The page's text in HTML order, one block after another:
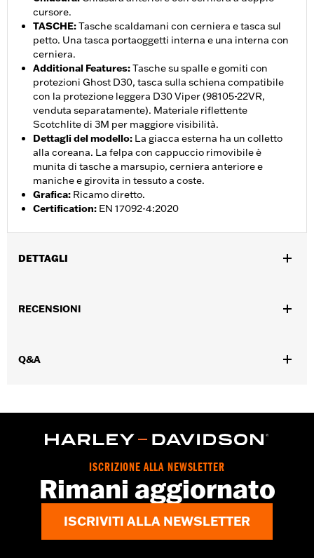
cursore.
TASCHE:Tasche scaldamani con cerniera e tasca sul
petto. Una tasca portaoggetti interna e una interna con
cerniera.
Additional Features:Tasche su spalle e gomiti con
protezioni Ghost D30, tasca sulla schiena compatibile
con la protezione leggera D30 Viper (98105-22VR,
venduta separatamente). Materiale riflettente
Scotchlite di 3M per maggiore visibilità.
Dettagli del modello: La giacca esterna ha un colletto
alla coreana. La felpa con cappuccio rimovibile è
munita di tasche a marsupio, cerniera anteriore e
maniche e girovita in tessuto a coste.
Grafica: Ricamo diretto.
Certification: EN 17092-4:2020
DETTAGLI
Caratteristiche funzionali:
Sistema
per protezioni
Jacket Style:3-in-1
RECENSIONI
Q&A
ISCRIZIONE ALLA NEWSLETTER
Rimani aggiornato
ISCRIVITI ALLA NEWSLETTER